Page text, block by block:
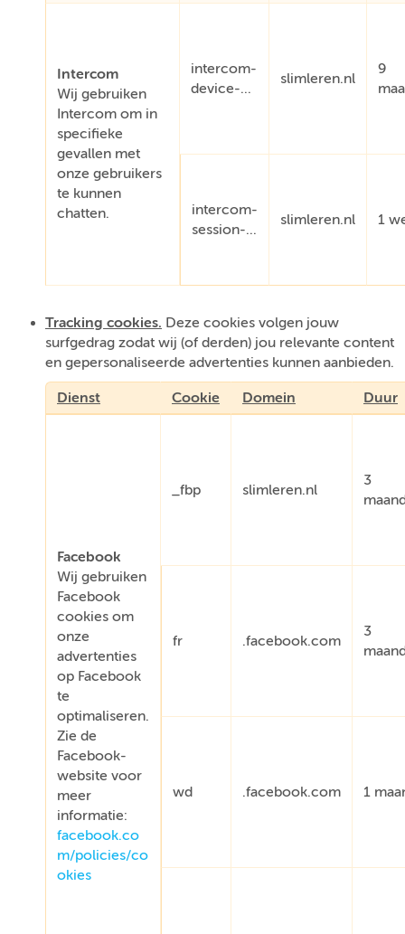
Intercom
Wij gebruiken
Intercom om in
specifieke
gevallen met
onze gebruikers
te kunnen
chatten.
intercom-
device-...
slimleren.nl
9
intercom-
session-...
slimleren.nl 1
Tracking cookies. Deze cookies volgen jouw
surfgedrag zodat wij (of derden) jou relevante content
en gepersonaliseerde advertenties kunnen aanbieden.
Dienst Cookie Domein Duur
Facebook
Wij gebruiken
Facebook
cookies om
onze
advertenties
op Facebook
te
optimaliseren.
Zie de
Facebook-
website voor
meer
informatie:
facebook.co
m/policies/co
okies
_fbp slimleren.nl
3
fr .facebook.com
3
wd .facebook.com 1